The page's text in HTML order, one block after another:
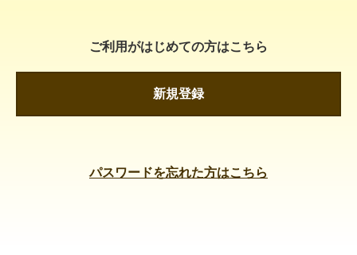
ご利用がはじめての方はこちら
新規登録
パスワードを忘れた方はこちら